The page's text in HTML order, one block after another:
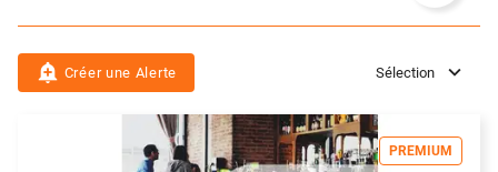
add_alert Créer une Alerte Sélection
PREMIUM